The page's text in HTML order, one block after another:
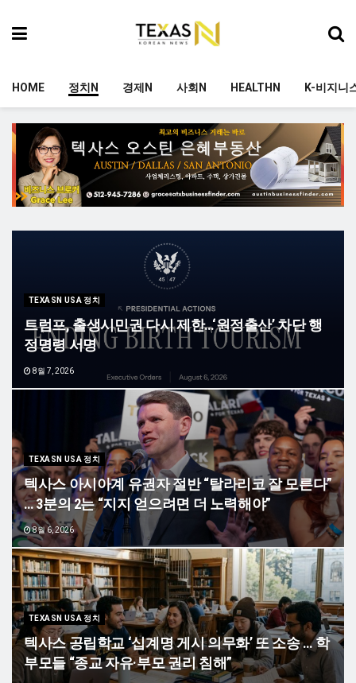
HOME 정치N 경제N 사회N HEALTHN K-비지니
TEXASN USA 정치
트럼프, 출생시민권 다시 제한…‘원정출산’ 차단 행
정명령 서명
8월 7, 2026
TEXASN USA 정치
텍사스 아시아계 유권자 절반 “탈라리코 잘 모른다”
… 3분의 2는 “지지 얻으려면 더 노력해야”
8월 6, 2026
TEXASN USA 정치
텍사스 공립학교 ‘십계명 게시 의무화’ 또 소송 … 학
부모들 “종교 자유·부모 권리 침해”